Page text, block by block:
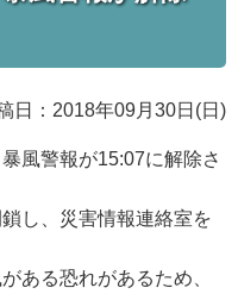
日：2018年09月30日(日)
風警報が15:07に解除さ
し、災害情報連絡室を
ある恐れがあるため、